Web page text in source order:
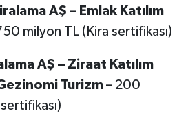
AŞ – Emlak Katılım
milyon TL (Kira sertifikası)
AŞ – Ziraat Katılım
Turizm– 200